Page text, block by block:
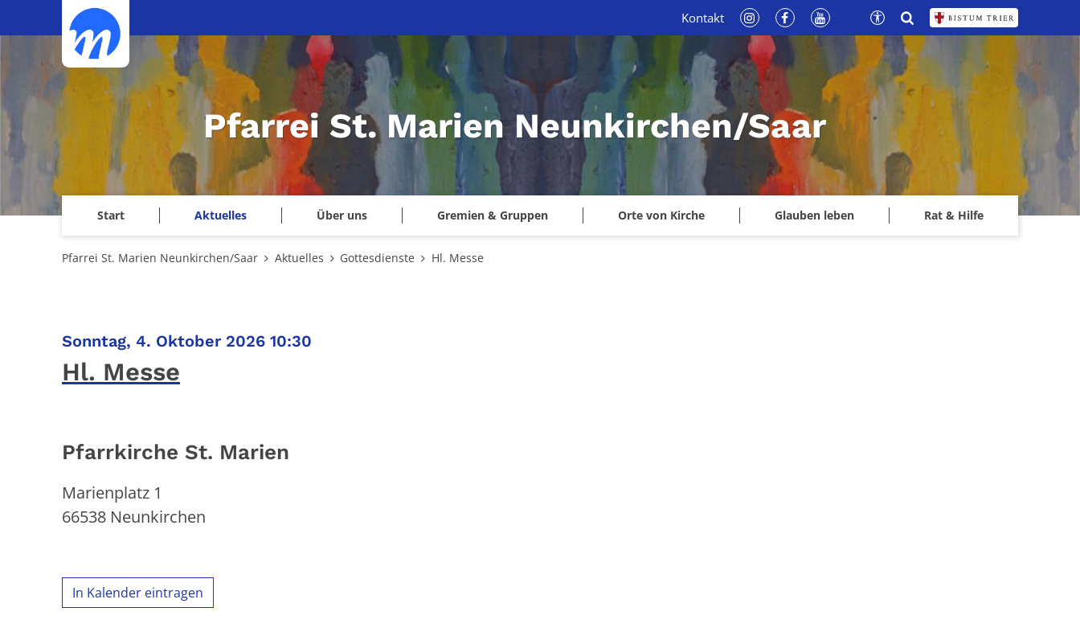
Zum Inhalt springen
Pfarrei St. Marien Neunkirchen/Saar
Start Aktuelles Über uns Gremien & Gruppen Orte von Kirche Glauben leben Rat & Hilfe
Kontakt
Pfarrei St. Marien Neunkirchen/Saar Aktuelles Gottesdienste Hl. Messe
Sonntag, 4. Oktober 2026 10:30
Hl. Messe
Pfarrkirche St. Marien
Marienplatz 1
66538 Neunkirchen
In Kalender eintragen